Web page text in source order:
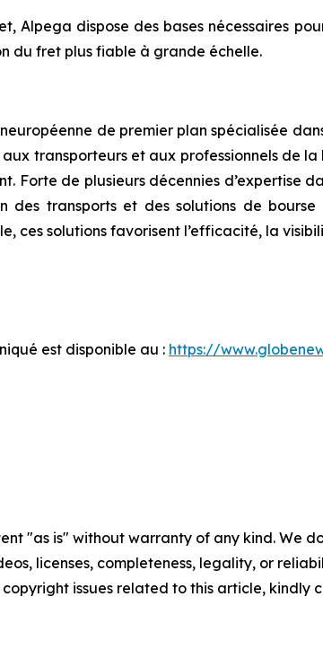
Alpega dispose des bases nécessaires
du fret plus fiable à grande échelle.
de premier plan spécialisée
transporteurs et aux professionnels de
Forte de plusieurs décennies d’expertise
des transports et des solutions de
ces solutions favorisent l’efficacité, la
est disponible au : https://
"as is" without warranty of any kind. We
licenses, completeness, legality, or
issues related to this article, kindly